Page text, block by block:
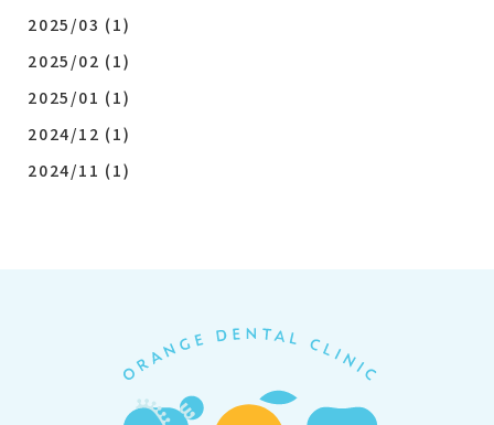
2025/03 (1)
2025/02 (1)
2025/01 (1)
2024/12 (1)
2024/11 (1)